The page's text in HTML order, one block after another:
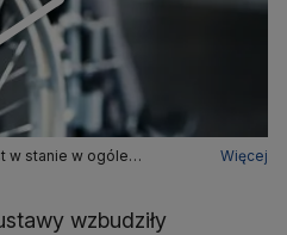
w stanie w ogóle
Więcej
wzbudziły